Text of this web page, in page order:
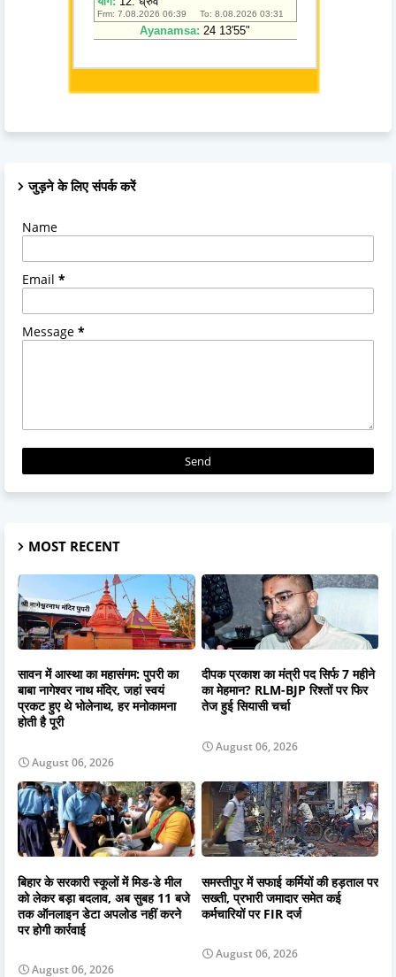
जुड़ने के लिए संपर्क करें
Name
Email *
Message *
MOST RECENT
सावन में आस्था का महासंगम: पुपरी का
बाबा नागेश्वर नाथ मंदिर, जहां स्वयं
प्रकट हुए थे भोलेनाथ, हर मनोकामना
होती है पूरी
August 06, 2026
दीपक प्रकाश का मंत्री पद सिर्फ 7 महीने
का मेहमान? RLM-BJP रिश्तों पर फिर
तेज हुई सियासी चर्चा
August 06, 2026
बिहार के सरकारी स्कूलों में मिड-डे मील
को लेकर बड़ा बदलाव, अब सुबह 11 बजे
तक ऑनलाइन डेटा अपलोड नहीं करने
पर होगी कार्रवाई
August 06, 2026
समस्तीपुर में सफाई कर्मियों की हड़ताल पर
सख्ती, प्रभारी जमादार समेत कई
कर्मचारियों पर FIR दर्ज
August 06, 2026